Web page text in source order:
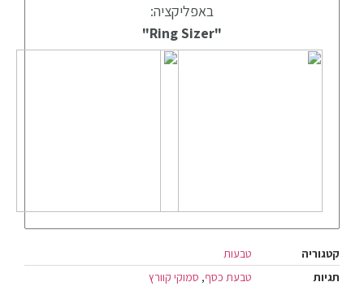
באפליקציה:
"Ring Sizer"
קטגוריה
טבעות
תגיות
טבעת כסף, סמוקי קוורץ